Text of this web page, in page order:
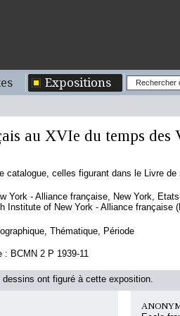
Expositions
au XVIe du temps des
catalogue, celles figurant dans le Livre
York - Alliance française, New York,
Institute of New York - Alliance française
Thématique, Période
: BCMN 2 P 1939-11
ont figuré à cette exposition.